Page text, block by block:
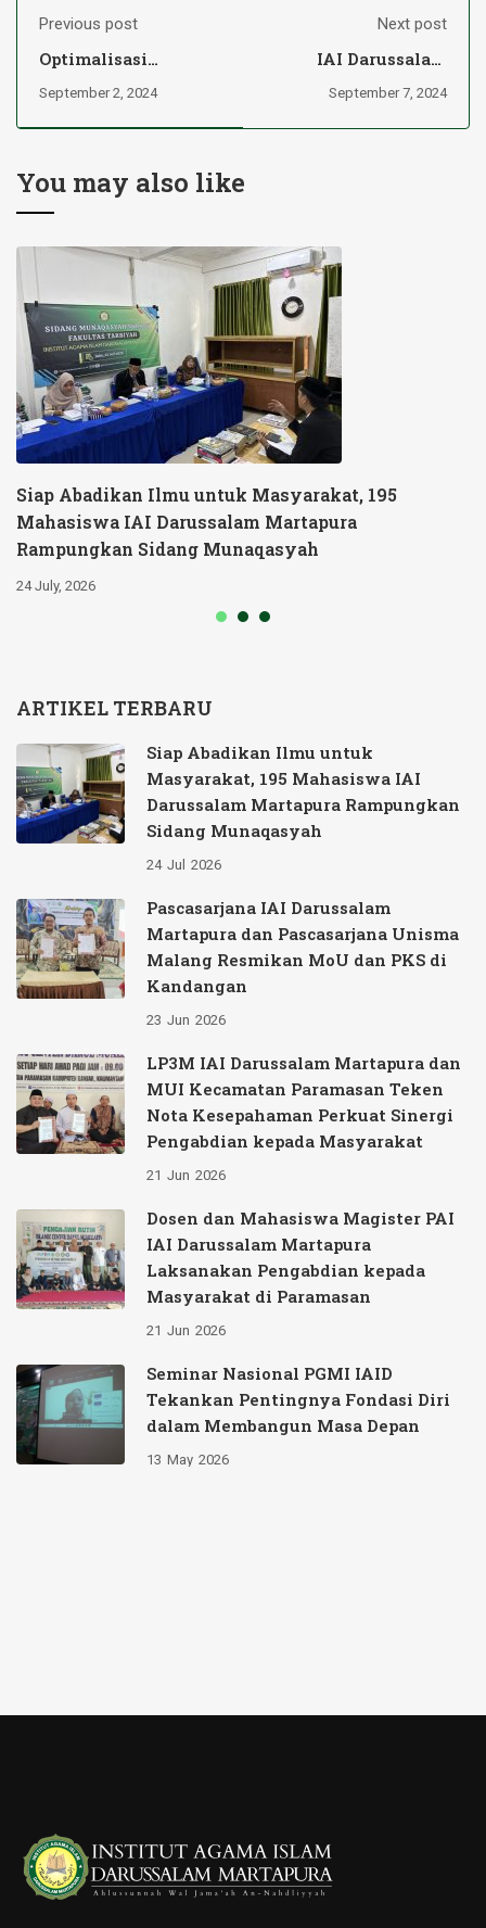
Previous post
Optimalisasi
Aparatur IAI
Keuangan: Bimtek
Perencanaan dan
September 2, 2024
Next post
IAI Darussalam
615 Mahasiswa Baru
September 7, 2024
You may also like
Siap Abadikan Ilmu untuk Masyarakat, 195
Mahasiswa IAI Darussalam Martapura
Rampungkan Sidang Munaqasyah
24 July, 2026
ARTIKEL TERBARU
Siap Abadikan Ilmu untuk
Masyarakat, 195 Mahasiswa IAI
Darussalam Martapura Rampungkan
Sidang Munaqasyah
24 Jul 2026
Pascasarjana IAI Darussalam
Martapura dan Pascasarjana Unisma
Malang Resmikan MoU dan PKS di
Kandangan
23 Jun 2026
LP3M IAI Darussalam Martapura dan
MUI Kecamatan Paramasan Teken
Nota Kesepahaman Perkuat Sinergi
Pengabdian kepada Masyarakat
21 Jun 2026
Dosen dan Mahasiswa Magister PAI
IAI Darussalam Martapura
Laksanakan Pengabdian kepada
Masyarakat di Paramasan
21 Jun 2026
Seminar Nasional PGMI IAID
Tekankan Pentingnya Fondasi Diri
dalam Membangun Masa Depan
13 May 2026